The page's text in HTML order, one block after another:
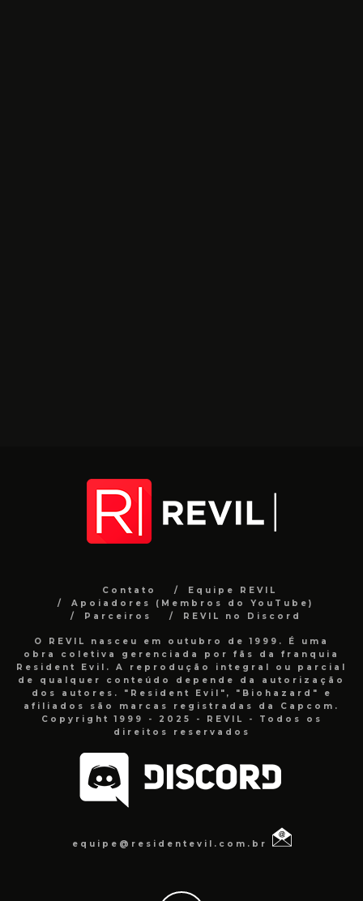
Contato
Equipe REVIL
Apoiadores (Membros do YouTube)
Parceiros
REVIL no Discord
O REVIL nasceu em outubro de 1999. É uma
obra coletiva gerenciada por fãs da franquia
Resident Evil. A reprodução integral ou parcial
de qualquer conteúdo depende da autorização
dos autores. "Resident Evil", "Biohazard" e
afiliados são marcas registradas da Capcom.
Copyright 1999 - 2025 - REVIL - Todos os
direitos reservados
equipe@residentevil.com.br